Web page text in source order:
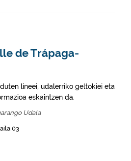
de Trápaga-
lineei, udalerriko geltokiei eta
eskaintzen da.
Udala
03